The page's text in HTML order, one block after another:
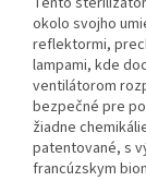
okolo svojho
reflektormi,
lampami, kde
ventilátorom
bezpečné pre
žiadne
patentované, s
francúzskym